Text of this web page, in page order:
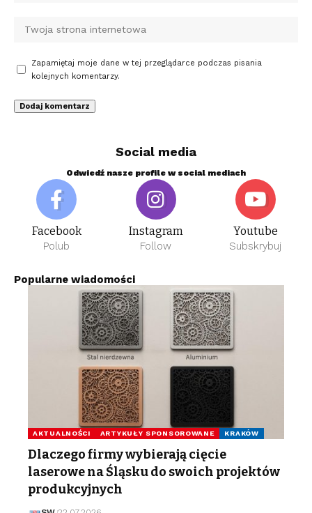
Zapamiętaj moje dane w tej przeglądarce podczas pisania
kolejnych komentarzy.
Social media
Odwiedź nasze profile w social mediach
Facebook
Polub
Instagram
Follow
Youtube
Subskrybuj
Popularne wiadomości
AKTUALNOŚCI ARTYKUŁY SPONSOROWANE KRAKÓW
Dlaczego firmy wybierają cięcie
laserowe na Śląsku do swoich projektów
produkcyjnych